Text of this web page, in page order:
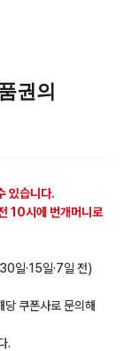
권의
있습니다.
10시에 번개머니로
일·15일·7일 전)
쿠폰사로 문의해
.